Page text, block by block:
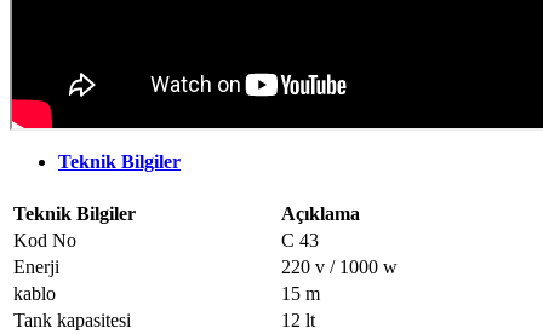
Teknik Bilgiler
Teknik Bilgiler
Açıklama
Kod No
C 43
Enerji
220 v / 1000 w
kablo
15 m
Tank kapasitesi
12 lt